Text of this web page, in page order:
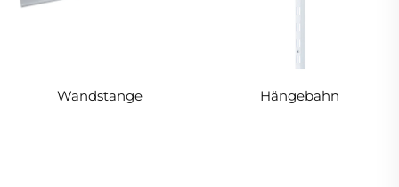
Wandstange Hängebahn